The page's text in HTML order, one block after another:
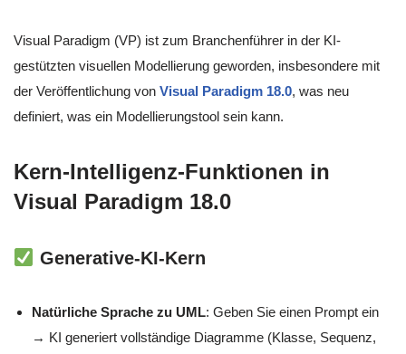
Visual Paradigm (VP) ist zum Branchenführer in der KI-
gestützten visuellen Modellierung geworden, insbesondere mit
der Veröffentlichung von Visual Paradigm 18.0, was neu
definiert, was ein Modellierungstool sein kann.
Kern-Intelligenz-Funktionen in
Visual Paradigm 18.0
Generative-KI-Kern
Natürliche Sprache zu UML: Geben Sie einen Prompt ein
→ KI generiert vollständige Diagramme (Klasse, Sequenz,